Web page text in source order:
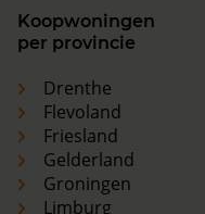
Koopwoningen
per provincie
Drenthe
Flevoland
Friesland
Gelderland
Groningen
Limburg